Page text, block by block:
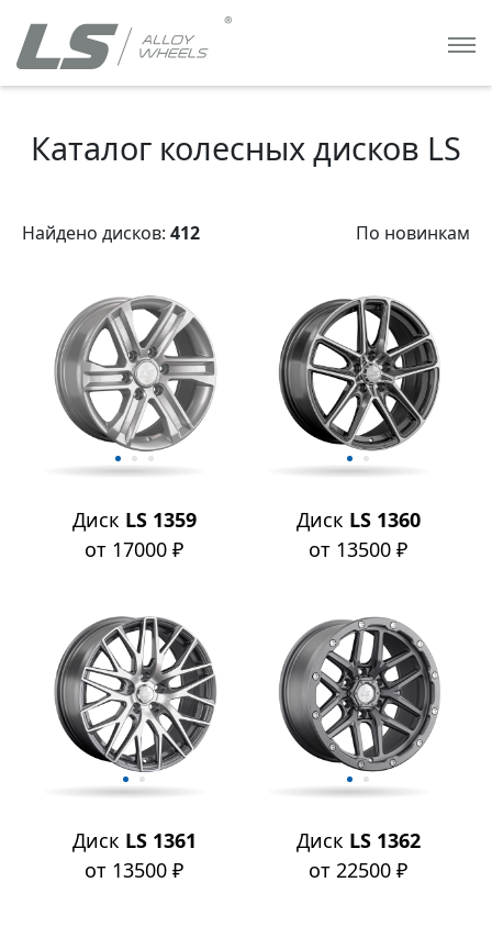
Каталог колесных дисков LS
Найдено дисков: 412 По новинкам
Диск LS 1359
от 17000 ₽
Диск LS 1360
от 13500 ₽
Диск LS 1361
от 13500 ₽
Диск LS 1362
от 22500 ₽